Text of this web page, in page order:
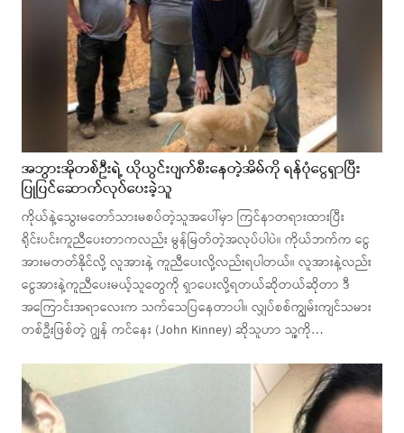
အဘွားအိုတစ်ဦးရဲ့ ယိုယွင်းပျက်စီးနေတဲ့အိမ်ကို ရန်ပုံငွေရှာပြီး
ပြုပြင်ဆောက်လုပ်ပေးခဲ့သူ
ကိုယ်နဲ့သွေးမတော်သားမစပ်တဲ့သူအပေါ်မှာ ကြင်နာတရားထားပြီး
ရိုင်းပင်းကူညီပေးတာကလည်း မွန်မြတ်တဲ့အလုပ်ပါပဲ။ ကိုယ်ဘက်က ငွေ
အားမတတ်နိုင်လို့ လူအားနဲ့ ကူညီပေးလို့လည်းရပါတယ်။ လူအားနဲ့လည်း
ငွေအားနဲ့ကူညီပေးမယ့်သူတွေကို ရှာပေးလို့ရတယ်ဆိုတယ်ဆိုတာ ဒီ
အကြောင်းအရာလေးက သက်သေပြနေတာပါ။ လျှပ်စစ်ကျွမ်းကျင်သမား
တစ်ဦးဖြစ်တဲ့ ဂျွန် ကင်နေး (John Kinney) ဆိုသူဟာ သူ့ကို…